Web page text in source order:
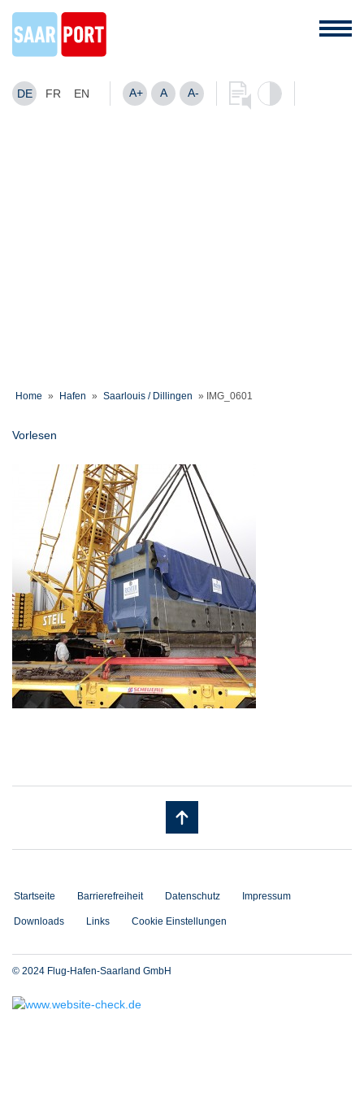
DE FR EN A+ A A-
Home » Hafen » Saarlouis / Dillingen » IMG_0601
Vorlesen
Startseite Barrierefreiheit Datenschutz Impressum
Downloads Links Cookie Einstellungen
© 2024 Flug-Hafen-Saarland GmbH